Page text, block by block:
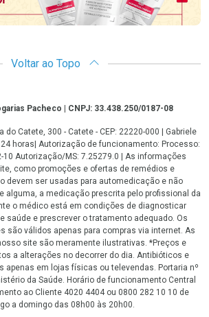
Voltar ao Topo
Pacheco | CNPJ: 33.438.250/0187-08
do Catete, 300 - Catete - CEP: 22220-000 | Gabriele
24 horas| Autorização de funcionamento: Processo:
10 Autorização/MS: 7.25279.0 | As informações
como promoções e ofertas de remédios e
devem ser usadas para automedicação e não
alguma, a medicação prescrita pelo profissional da
o médico está em condições de diagnosticar
saúde e prescrever o tratamento adequado. Os
são válidos apenas para compras via internet. As
site são meramente ilustrativas. *Preços e
a alterações no decorrer do dia. Antibióticos e
apenas em lojas físicas ou televendas. Portaria nº
da Saúde. Horário de funcionamento Central
ao Cliente 4020 4404 ou 0800 282 10 10 de
a domingo das 08h00 às 20h00.